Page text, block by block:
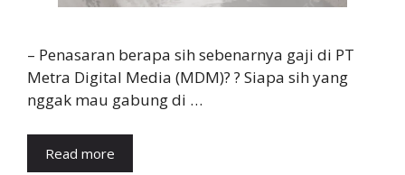
– Penasaran berapa sih sebenarnya gaji di PT
Metra Digital Media (MDM)? ? Siapa sih yang
nggak mau gabung di …
Read more